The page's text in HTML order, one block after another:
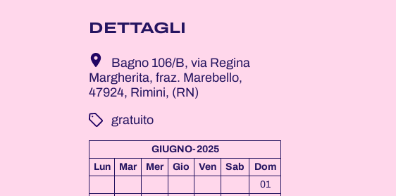
DETTAGLI
Bagno 106/B, via Regina
Margherita, fraz. Marebello,
47924, Rimini, (RN)
­ gratuito
GIUGNO-2025
Lun
Mar Mer Gio Ven Sab
Dom
01